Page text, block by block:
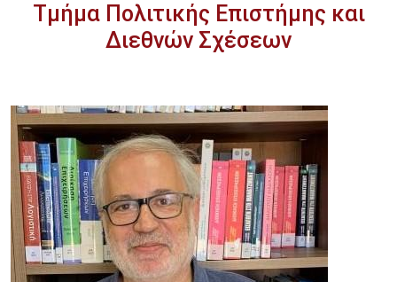
Τμήμα Πολιτικής Επιστήμης και
Διεθνών Σχέσεων
Image